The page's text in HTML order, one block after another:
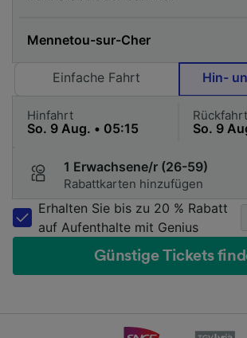
Einfache Fahrt Hin-
Hinfahrt Rückfahrt
1 Erwachsene/r (26-59)
Rabattkarten hinzufügen
Erhalten Sie bis zu 20 % Rabatt
auf Aufenthalte mit Genius
Günstige Tickets